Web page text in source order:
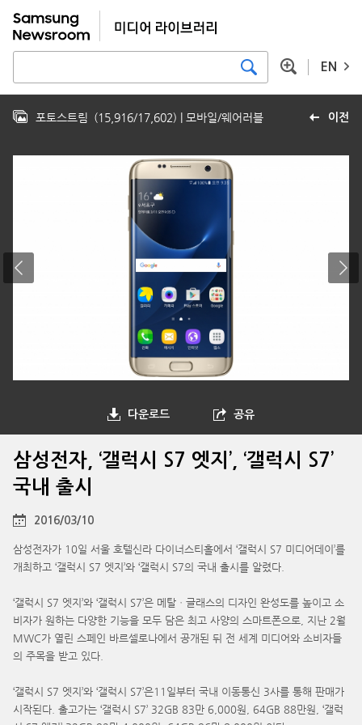
EN
이전
포토스트림 (15,916/17,602) | 모바일/웨어러블
다운로드 공유
삼성전자, ‘갤럭시 S7 엣지’, ‘갤럭시 S7’
국내 출시
2016/03/10
삼성전자가 10일 서울 호텔신라 다이너스티홀에서 ‘갤럭시 S7 미디어데이’를
개최하고 ‘갤럭시 S7 엣지’와 ‘갤럭시 S7의 국내 출시를 알렸다.
‘갤럭시 S7 엣지’와 ‘갤럭시 S7’은 메탈ㆍ글래스의 디자인 완성도를 높이고 소
비자가 원하는 다양한 기능을 모두 담은 최고 사양의 스마트폰으로, 지난 2월
MWC가 열린 스페인 바르셀로나에서 공개된 뒤 전 세계 미디어와 소비자들
의 주목을 받고 있다.
‘갤럭시 S7 엣지’와 ‘갤럭시 S7’은11일부터 국내 이동통신 3사를 통해 판매가
시작된다. 출고가는 ‘갤럭시 S7’ 32GB 83만 6,000원, 64GB 88만원, ‘갤럭